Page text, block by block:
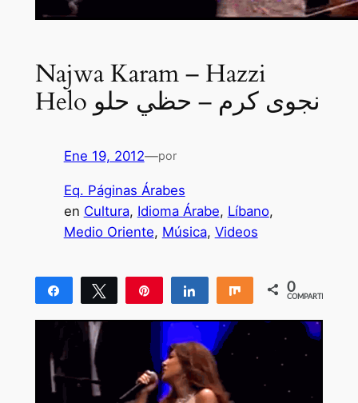
Najwa Karam – Hazzi
Helo نجوى كرم – حظي حلو
Ene 19, 2012—por
Eq. Páginas Árabes
en Cultura, Idioma Árabe, Líbano
Medio Oriente, Música, Videos
Compartir Twittear Compartir Compartir
0
COMPARTIR